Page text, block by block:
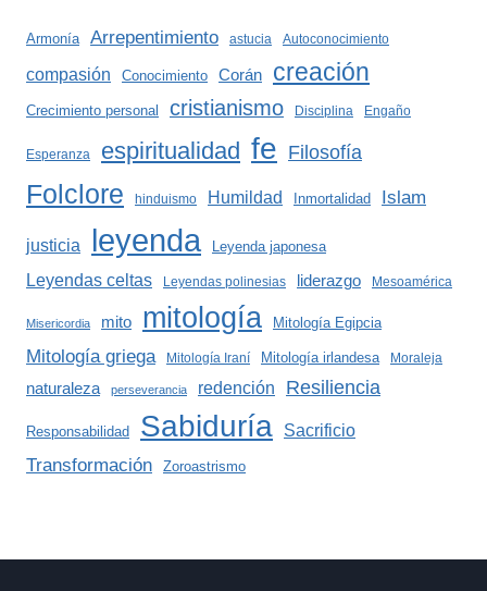
Armonía Arrepentimiento astucia Autoconocimiento
compasión Conocimiento Corán creación
Crecimiento personal cristianismo Disciplina Engaño
Esperanza espiritualidad fe Filosofía
Folclore hinduismo Humildad Inmortalidad Islam
justicia leyenda Leyenda japonesa
Leyendas celtas Leyendas polinesias liderazgo Mesoamérica
Misericordia mito mitología Mitología Egipcia
Mitología griega Mitología Iraní Mitología irlandesa Moraleja
naturaleza perseverancia redención Resiliencia
Responsabilidad Sabiduría Sacrificio
Transformación Zoroastrismo